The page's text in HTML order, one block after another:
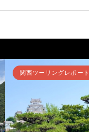
その他